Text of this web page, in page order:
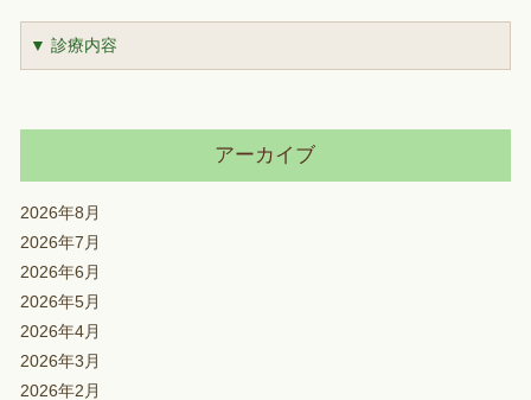
▼ 診療内容
アーカイブ
2026年8月
2026年7月
2026年6月
2026年5月
2026年4月
2026年3月
2026年2月